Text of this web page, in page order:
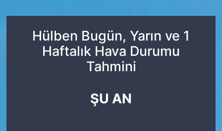
Hülben Bugün, Yarın ve 1
Haftalık Hava Durumu
Tahmini
ŞU AN
SPOR
DEUTSCH
Tüm Manşetler
Son Dakika Haberleri